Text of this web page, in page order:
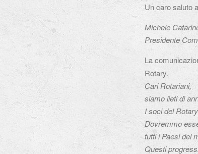
Un caro saluto
Michele
Presidente
La
Rotary.
Cari Rotariani,
siamo lieti di
I soci del
Dovremmo
tutti i Paesi del
Questi